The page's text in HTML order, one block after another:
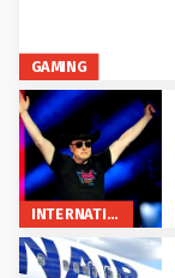
GAMING
INTERNATIONAL